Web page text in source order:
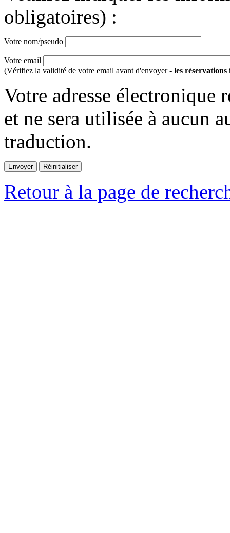
obligatoires) :
Votre nom/pseudo
Votre email
(Vérifiez la validité de votre email avant d'envoyer - les réservations
Votre adresse électronique
et ne sera utilisée à aucun
traduction.
Retour à la page de